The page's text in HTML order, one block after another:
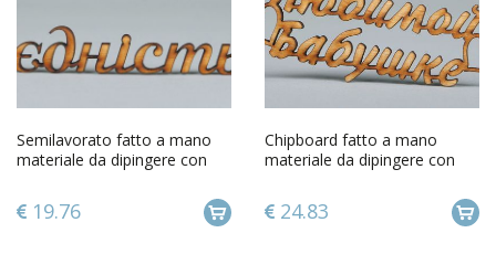
Semilavorato fatto a mano
materiale da dipingere con
19.76
Chipboard fatto a mano
materiale da dipingere con
24.83